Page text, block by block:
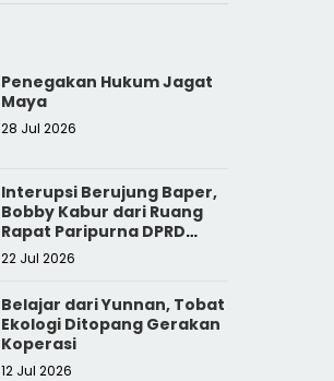
Penegakan Hukum Jagat
Maya
28 Jul 2026
Interupsi Berujung Baper,
Bobby Kabur dari Ruang
Rapat Paripurna DPRD
Sumut
22 Jul 2026
Belajar dari Yunnan, Tobat
Ekologi Ditopang Gerakan
Koperasi
12 Jul 2026